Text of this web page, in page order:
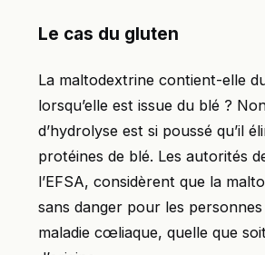
Le cas du gluten
La maltodextrine contient-elle
lorsqu’elle est issue du blé ?
d’hydrolyse est si poussé qu’il
protéines de blé. Les autorités
l’EFSA, considèrent que la
sans danger pour les
maladie cœliaque, quelle que